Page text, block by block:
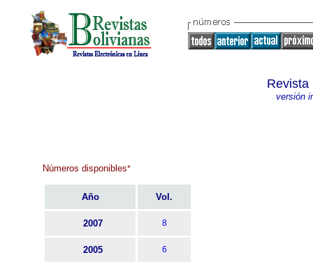
Revista
versión
Números disponibles*
Año Vol.
2007 8
2005 6